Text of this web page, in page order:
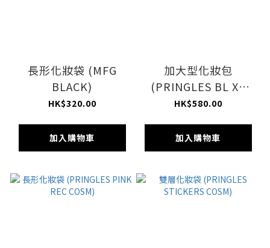
長形化妝袋 (MFG
BLACK)
HK$320.00
加入購物車
加大型化妝包
(PRINGLES BL XL
REC COSM)
HK$580.00
加入購物車